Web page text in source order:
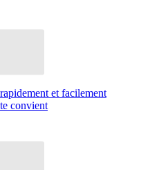
et facilement
convient